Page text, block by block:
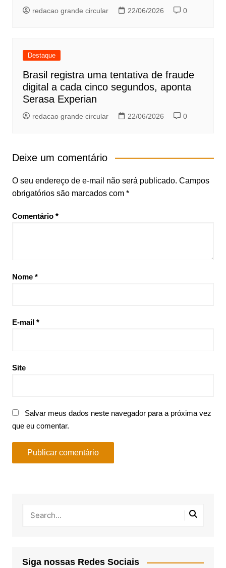
redacao grande circular 22/06/2026 0
Destaque
Brasil registra uma tentativa de fraude
digital a cada cinco segundos, aponta
Serasa Experian
redacao grande circular 22/06/2026 0
Deixe um comentário
O seu endereço de e-mail não será publicado. Campos
obrigatórios são marcados com *
Comentário *
Nome *
E-mail *
Site
Salvar meus dados neste navegador para a próxima vez
que eu comentar.
Siga nossas Redes Sociais